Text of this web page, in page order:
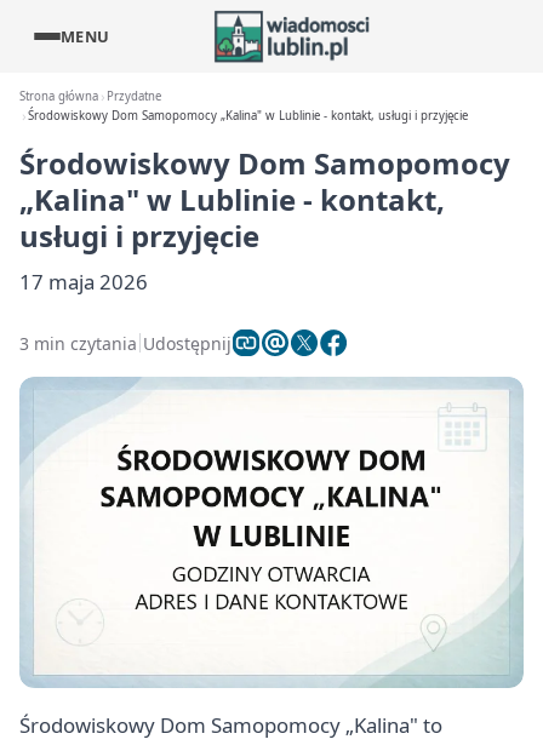
MENU
Strona główna
Przydatne
Środowiskowy Dom Samopomocy „Kalina" w Lublinie - kontakt, usługi i przyjęcie
Środowiskowy Dom Samopomocy
„Kalina" w Lublinie - kontakt,
usługi i przyjęcie
17 maja 2026
3 min czytania Udostępnij
Środowiskowy Dom Samopomocy „Kalina" to